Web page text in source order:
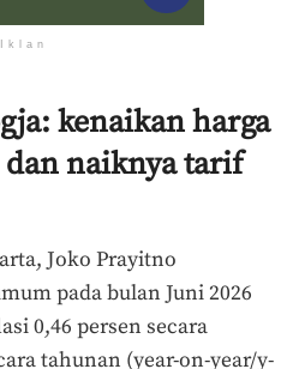
Iklan
kenaikan harga
naiknya tarif
Joko Prayitno
pada bulan Juni 2026
0,46 persen secara
tahunan (year-on-year/y-